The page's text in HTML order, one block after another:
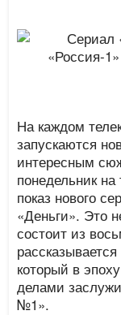
На каждом
запускаются
интересным
понедельник
показ нового
«Деньги». Это
состоит из
который в
делами
№1».